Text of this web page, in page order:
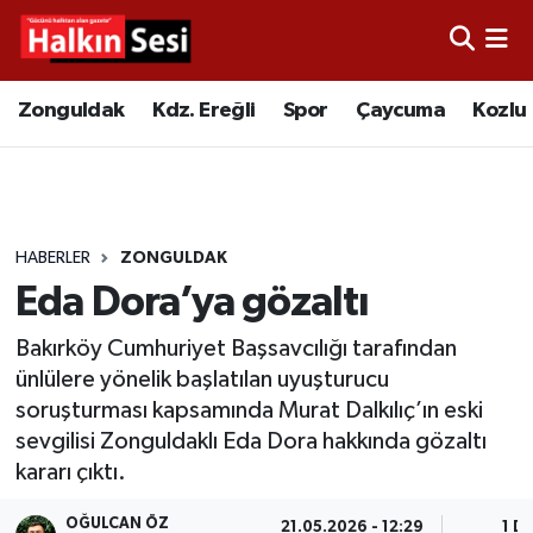
Zonguldak Kdz. Ereğli Spor Çaycuma Kozlu
HABERLER ZONGULDAK
Eda Dora’ya gözaltı
Bakırköy Cumhuriyet Başsavcılığı tarafından
ünlülere yönelik başlatılan uyuşturucu
soruşturması kapsamında Murat Dalkılıç’ın eski
sevgilisi Zonguldaklı Eda Dora hakkında gözaltı
kararı çıktı.
OĞULCAN ÖZ 21.05.2026 - 12:29 1 DK
Video
Çaycuma
Asayiş
Bartın
Karabük
Merkez Hava Durumu
Son Dakika Haberleri
Haber Arşivi